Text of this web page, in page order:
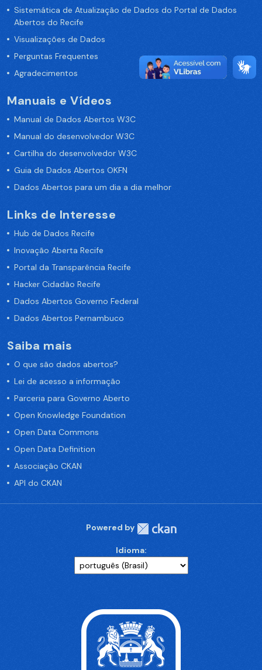
Sistemática de Atualização de Dados do Portal de Dados
Abertos do Recife
Visualizações de Dados
Perguntas Frequentes
Agradecimentos
Manuais e Vídeos
Manual de Dados Abertos W3C
Manual do desenvolvedor W3C
Cartilha do desenvolvedor W3C
Guia de Dados Abertos OKFN
Dados Abertos para um dia a dia melhor
Links de Interesse
Hub de Dados Recife
Inovação Aberta Recife
Portal da Transparência Recife
Hacker Cidadão Recife
Dados Abertos Governo Federal
Dados Abertos Pernambuco
Saiba mais
O que são dados abertos?
Lei de acesso a informação
Parceria para Governo Aberto
Open Knowledge Foundation
Open Data Commons
Open Data Definition
Associação CKAN
API do CKAN
Powered by
Idioma